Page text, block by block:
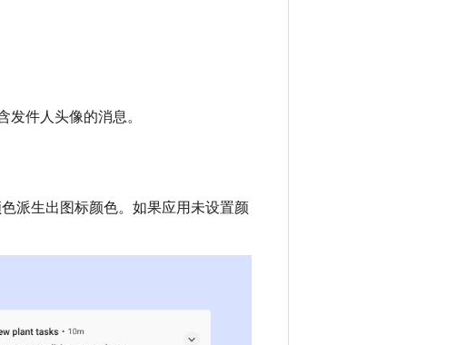
发件人头像的消息。
派生出图标颜色。如果应用未设置颜